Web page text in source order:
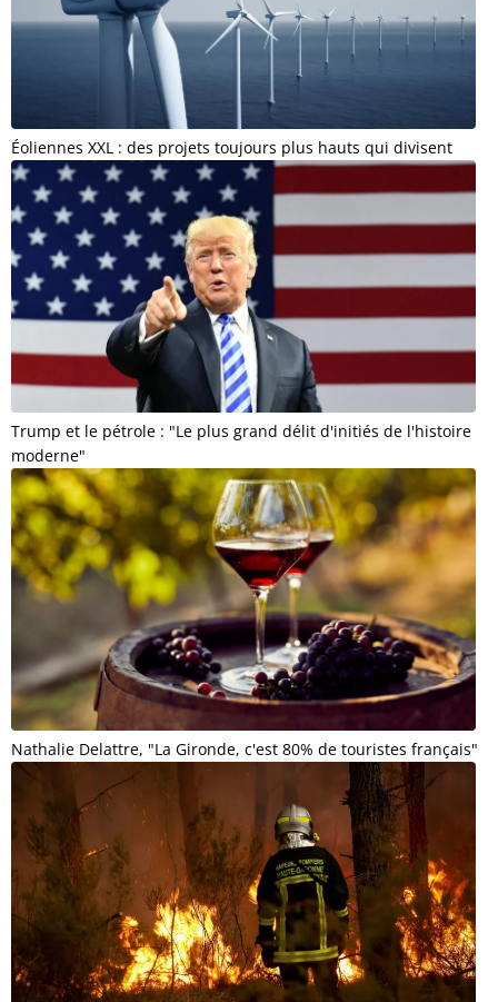
Éoliennes XXL : des projets toujours plus hauts qui divisent
Trump et le pétrole : "Le plus grand délit d'initiés de l'histoire
moderne"
Nathalie Delattre, "La Gironde, c'est 80% de touristes français"